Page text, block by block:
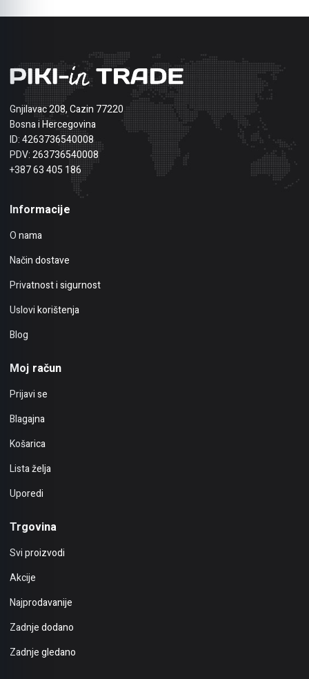
Gnjilavac 208, Cazin 77220
Bosna i Hercegovina
ID: 4263736540008
PDV: 263736540008
+387 63 405 186
Informacije
O nama
Način dostave
Privatnost i sigurnost
Uslovi korištenja
Blog
Moj račun
Prijavi se
Blagajna
Košarica
Lista želja
Uporedi
Trgovina
Svi proizvodi
Akcije
Najprodavanije
Zadnje dodano
Zadnje gledano